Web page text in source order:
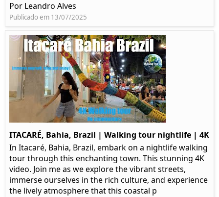
Por Leandro Alves
Publicado em 13/07/2025
ITACARÉ, Bahia, Brazil | Walking tour nightlife | 4K
In Itacaré, Bahia, Brazil, embark on a nightlife walking
tour through this enchanting town. This stunning 4K
video. Join me as we explore the vibrant streets,
immerse ourselves in the rich culture, and experience
the lively atmosphere that this coastal p